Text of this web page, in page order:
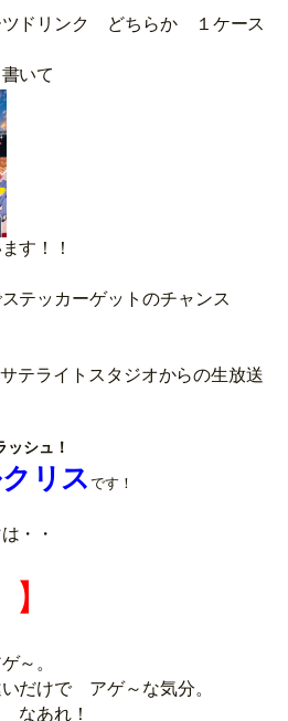
ドリンク どちらか １ケース
いて
す！！
テッカーゲットのチャンス
テライトスタジオからの生放送
シュ！
リスです！
・・
】
～。
だけで アゲ～な気分。
なあれ！